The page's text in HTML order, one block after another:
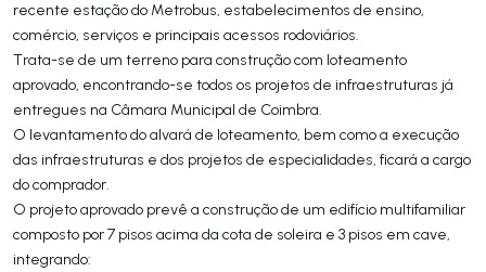
recente estação do Metrobus, estabelecimentos de ensino,
comércio, serviços e principais acessos rodoviários.
Trata-se de um terreno para construção com loteamento
aprovado, encontrando-se todos os projetos de infraestruturas já
entregues na Câmara Municipal de Coimbra.
O levantamento do alvará de loteamento, bem como a execução
das infraestruturas e dos projetos de especialidades, ficará a cargo
do comprador.
O projeto aprovado prevê a construção de um edifício multifamiliar
composto por 7 pisos acima da cota de soleira e 3 pisos em cave,
integrando: